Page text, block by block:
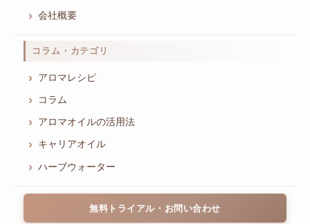
会社概要
コラム・カテゴリ
アロマレシピ
コラム
アロマオイルの活用法
キャリアオイル
ハーブウォーター
無料トライアル・お問い合わせ